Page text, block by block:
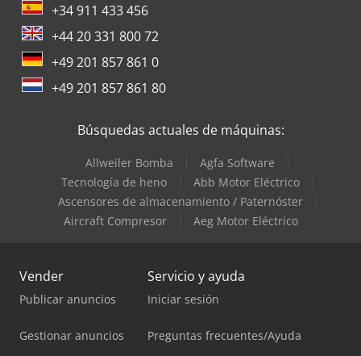
+34 911 433 456
+44 20 331 800 72
+49 201 857 861 0
+49 201 857 861 80
Búsquedas actuales de máquinas:
Allweiler Bomba
Agfa Software
Tecnología de heno
Abb Motor Eléctrico
Ascensores de almacenamiento / Paternóster
Aircraft Compresor
Aeg Motor Eléctrico
Vender
Publicar anuncios
Gestionar anuncios
Servicio y ayuda
Iniciar sesión
Preguntas frecuentes/Ayuda